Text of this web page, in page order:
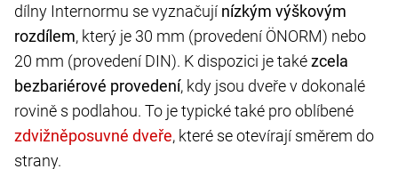
dílny Internormu se vyznačují nízkým výškovým
rozdílem, který je 30 mm (provedení ÖNORM) nebo
20 mm (provedení DIN). K dispozici je takézcela
bezbariérové provedení, kdy jsou dveře v dokonalé
rovině s podlahou. To je typické také pro oblíbené
, které se otevírají směrem do
strany.